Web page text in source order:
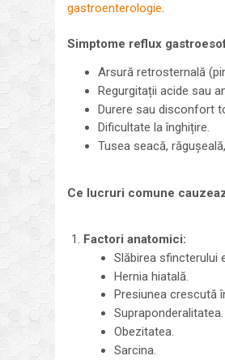
gastroenterologie.
Simptome reflux
Arsură retrosternală
Regurgitații acide sau
Durere sau disconfort
Dificultate la înghițire.
Tusea seacă,
Ce lucruri comune
Factori anatomici:
Slăbirea sfincterului
Hernia hiatală.
Presiunea crescută
Supraponderalitatea.
Obezitatea.
Sarcina.